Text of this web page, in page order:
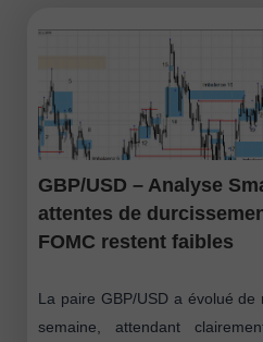
GBP/USD – Analyse
attentes de
FOMC restent faibles
La paire GBP/USD a évolué
semaine, attendant